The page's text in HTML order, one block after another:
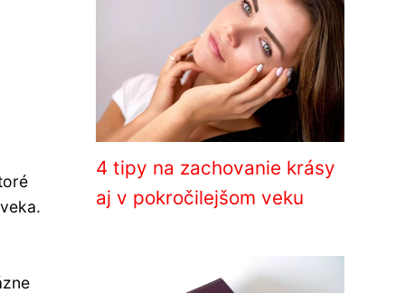
4 tipy na zachovanie krásy
aj v pokročilejšom veku